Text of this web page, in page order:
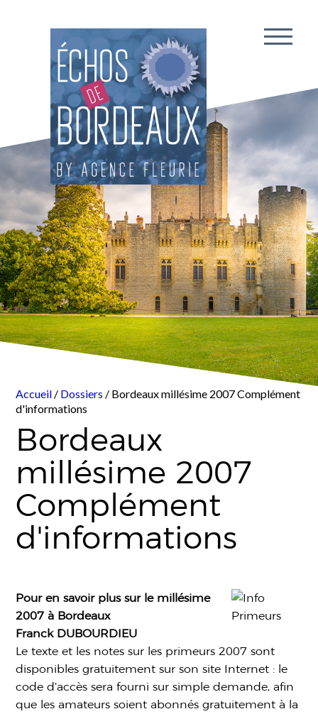
Accueil / Dossiers / Bordeaux millésime 2007 Complément
d'informations
Bordeaux
millésime 2007
Complément
d'informations
Pour en savoir plus sur le millésime
2007 à Bordeaux
Franck DUBOURDIEU
Le texte et les notes sur les primeurs 2007 sont
disponibles gratuitement sur son site Internet : le
code d’accès sera fourni sur simple demande, afin
que les amateurs soient abonnés gratuitement à la